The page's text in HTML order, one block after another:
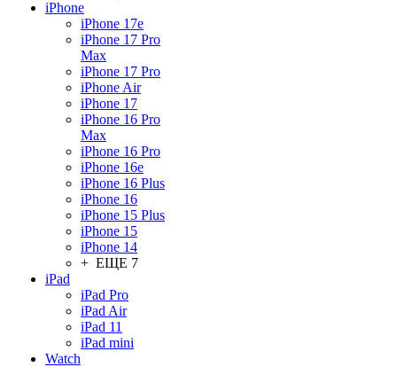
iPhone
iPhone 17e
iPhone 17 Pro
Max
iPhone 17 Pro
iPhone Air
iPhone 17
iPhone 16 Pro
Max
iPhone 16 Pro
iPhone 16e
iPhone 16 Plus
iPhone 16
iPhone 15 Plus
iPhone 15
iPhone 14
+ ЕЩЕ 7
iPad
iPad Pro
iPad Air
iPad 11
iPad mini
Watch